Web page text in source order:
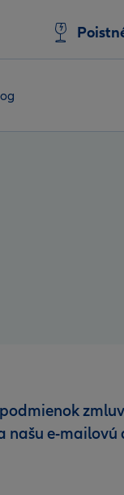
e-mailovú